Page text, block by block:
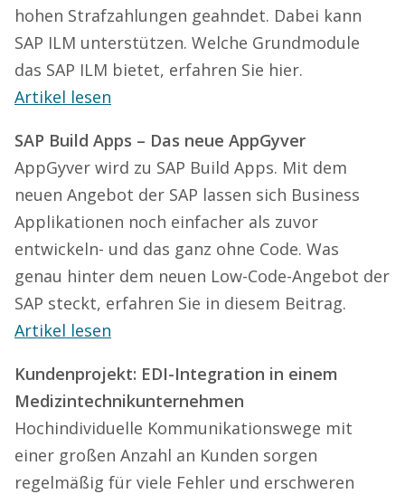
hohen Strafzahlungen geahndet. Dabei kann
SAP ILM unterstützen. Welche Grundmodule
das SAP ILM bietet, erfahren Sie hier.
Artikel lesen
SAP Build Apps – Das neue AppGyver
AppGyver wird zu SAP Build Apps. Mit dem
neuen Angebot der SAP lassen sich Business
Applikationen noch einfacher als zuvor
entwickeln- und das ganz ohne Code. Was
genau hinter dem neuen Low-Code-Angebot der
SAP steckt, erfahren Sie in diesem Beitrag.
Artikel lesen
Kundenprojekt: EDI-Integration in einem
Medizintechnikunternehmen
Hochindividuelle Kommunikationswege mit
einer großen Anzahl an Kunden sorgen
regelmäßig für viele Fehler und erschweren